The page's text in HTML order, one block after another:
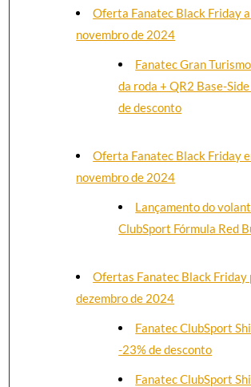
Oferta Fanatec Black Friday
novembro de 2024
Fanatec Gran
da roda + QR2 Base-
de desconto
Oferta Fanatec Black Friday
novembro de 2024
Lançamento do
ClubSport Fórmula Red
Ofertas Fanatec Black Friday
dezembro de 2024
Fanatec ClubSport
-23% de desconto
Fanatec ClubSport